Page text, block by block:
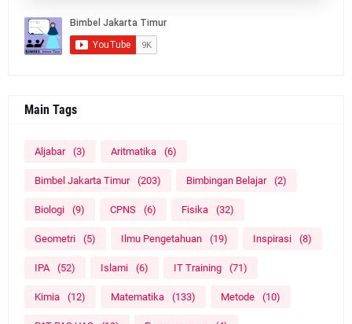
Main Tags
Aljabar (3) Aritmatika (6)
Bimbel Jakarta Timur (203) Bimbingan Belajar (2)
Biologi (9) CPNS (6) Fisika (32)
Geometri (5) Ilmu Pengetahuan (19) Inspirasi (8)
IPA (52) Islami (6) IT Training (71)
Kimia (12) Matematika (133) Metode (10)